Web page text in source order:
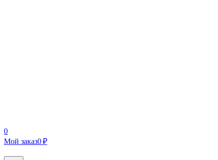
0
Мой заказ0 ₽